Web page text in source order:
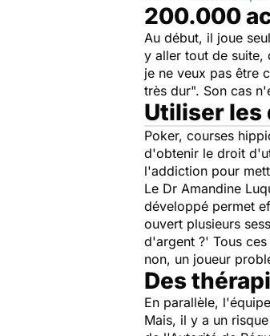
200.000
Au début, il joue
y aller tout de suite,
je ne veux pas être
très dur". Son cas
Utiliser les
Poker, courses
d'obtenir le droit
l'addiction pour
Le Dr Amandine
développé permet
ouvert plusieurs
d'argent ?' Tous
non, un joueur
Des
En parallèle,
Mais, il y a un